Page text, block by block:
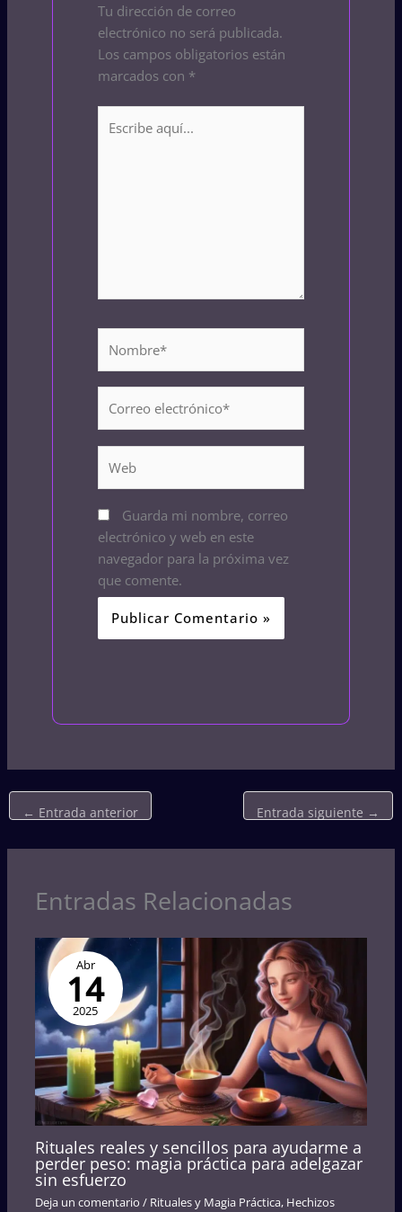
Tu dirección de correo
electrónico no será publicada.
Los campos obligatorios están
marcados con *
aquí...
electrónico*
Guarda mi nombre, correo
electrónico y web en este
navegador para la próxima vez
que comente.
← Entrada anterior Entrada siguiente →
Entradas Relacionadas
Abr
14
2025
Rituales reales y sencillos para ayudarme a
perder peso: magia práctica para adelgazar
sin esfuerzo
Deja un comentario / Rituales y Magia Práctica, Hechizos